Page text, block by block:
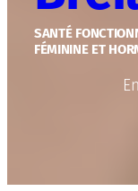
SANTÉ
FÉMININE ET